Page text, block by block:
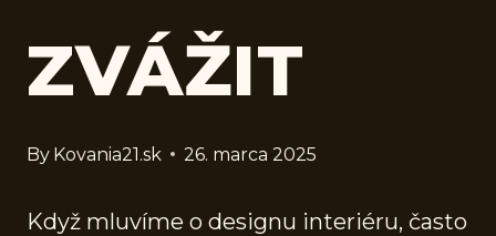
ZVÁŽIT
By Kovania21.sk 26. marca 2025
Když mluvíme o designu interiéru, často